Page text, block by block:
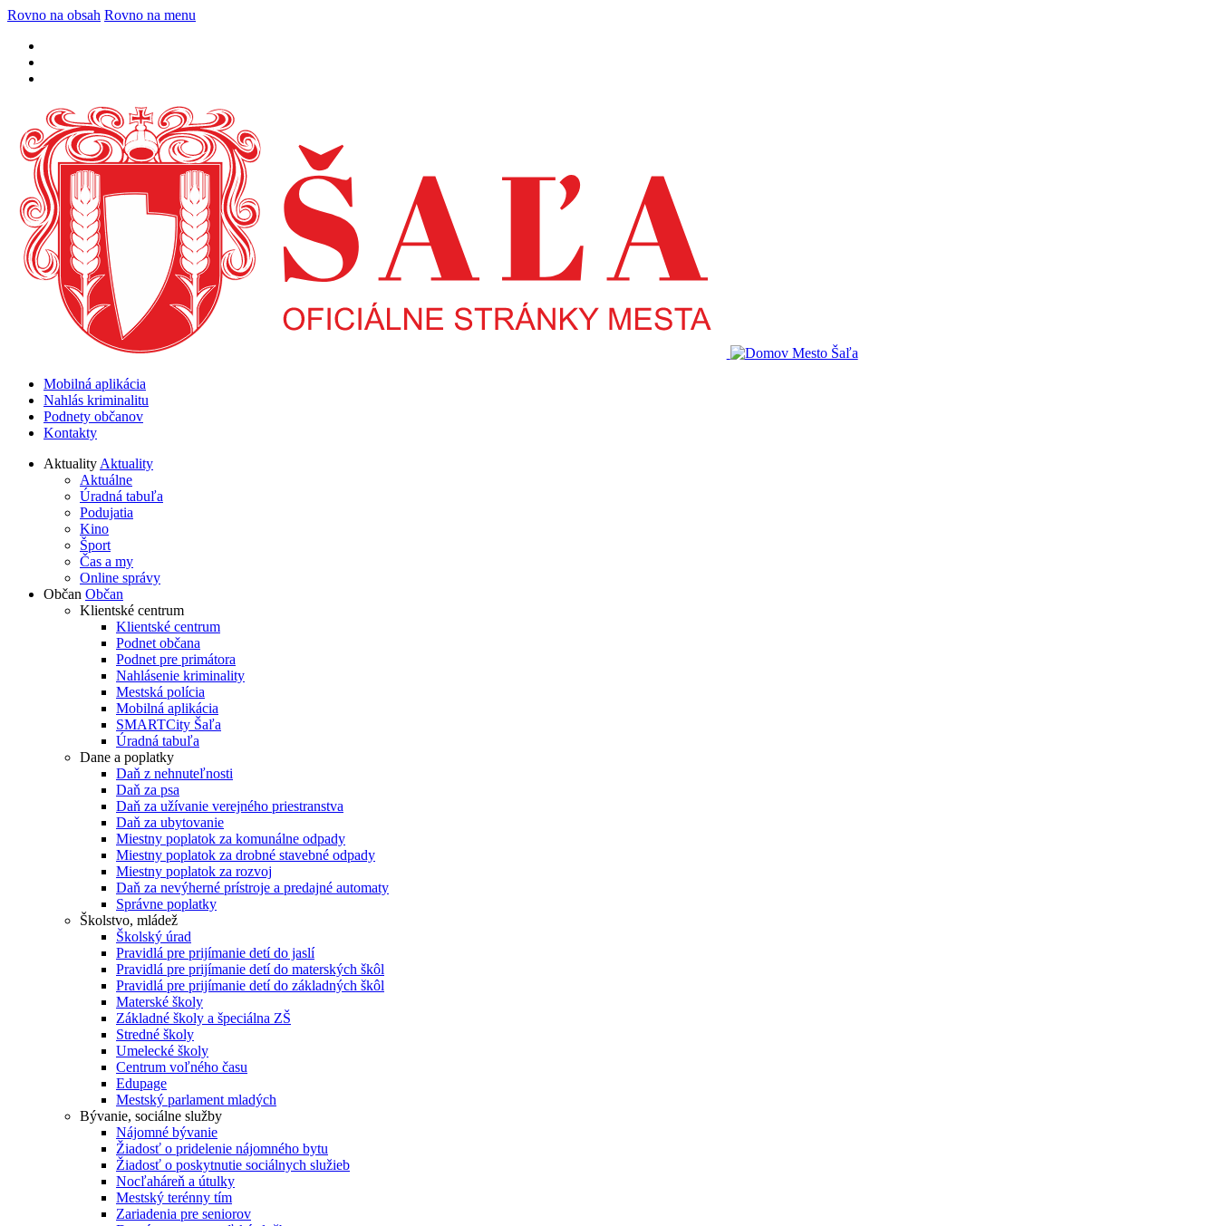
Rovno na obsah Rovno na menu
Mobilná aplikácia
Nahlás kriminalitu
Podnety občanov
Kontakty
AktualityAktuality
Aktuálne
Úradná tabuľa
Podujatia
Kino
Šport
Čas a my
Online správy
Občan Občan
Klientské centrum
Klientské centrum
Podnet občana
Podnet pre primátora
Nahlásenie kriminality
Mestská polícia
Mobilná aplikácia
SMARTCity Šaľa
Úradná tabuľa
Dane a poplatky
Daň z nehnuteľnosti
Daň za psa
Daň za užívanie verejného priestranstva
Daň za ubytovanie
Miestny poplatok za komunálne odpady
Miestny poplatok za drobné stavebné odpady
Miestny poplatok za rozvoj
Daň za nevýherné prístroje a predajné automaty
Správne poplatky
Školstvo, mládež
Školský úrad
Pravidlá pre prijímanie detí do jaslí
Pravidlá pre prijímanie detí do materských škôl
Pravidlá pre prijímanie detí do základných škôl
Materské školy
Základné školy a špeciálna ZŠ
Stredné školy
Umelecké školy
Centrum voľného času
Edupage
Mestský parlament mladých
Bývanie, sociálne služby
Nájomné bývanie
Žiadosť o pridelenie nájomného bytu
Žiadosť o poskytnutie sociálnych služieb
Nocľaháreň a útulky
Mestský terénny tím
Zariadenia pre seniorov